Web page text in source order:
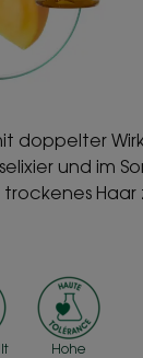
doppelter
und im
Haar
Hohe